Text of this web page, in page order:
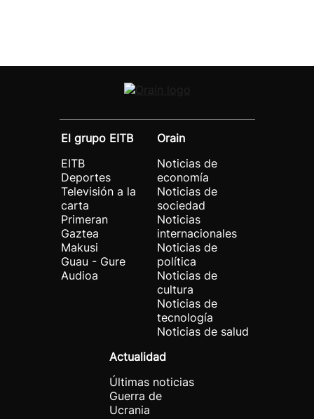
El grupo EITB
EITB
Deportes
Televisión a la
carta
Primeran
Gaztea
Makusi
Guau - Gure
Audioa
Orain
Noticias de
economía
Noticias de
sociedad
Noticias
internacionales
Noticias de
política
Noticias de
cultura
Noticias de
tecnología
Noticias de salud
Actualidad
Últimas noticias
Guerra de
Ucrania